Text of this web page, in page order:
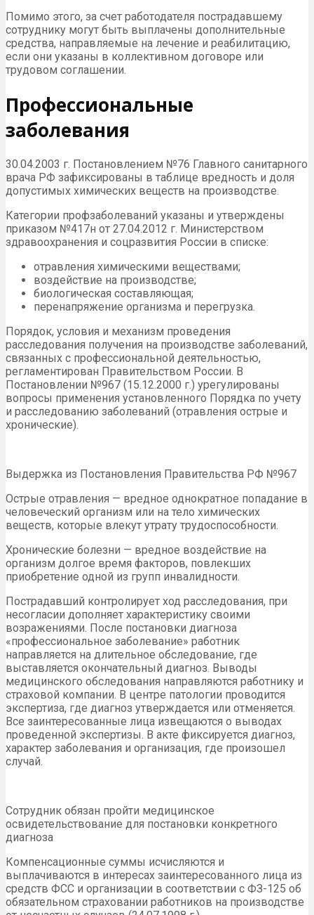
Помимо этого, за счет работодателя пострадавшему
сотруднику могут быть выплачены дополнительные
средства, направляемые на лечение и реабилитацию,
если они указаны в коллективном договоре или
трудовом соглашении.
Профессиональные
заболевания
30.04.2003 г. Постановлением №76 Главного санитарного
врача РФ зафиксированы в таблице вредность и доля
допустимых химических веществ на производстве.
Категории профзаболеваний указаны и утверждены
приказом №417н от 27.04.2012 г. Министерством
здравоохранения и соцразвития России в списке:
отравления химическими веществами;
воздействие на производстве;
биологическая составляющая;
перенапряжение организма и перегрузка.
Порядок, условия и механизм проведения
расследования получения на производстве заболеваний,
связанных с профессиональной деятельностью,
регламентирован Правительством России. В
Постановлении №967 (15.12.2000 г.) урегулированы
вопросы применения установленного Порядка по учету
и расследованию заболеваний (отравления острые и
хронические).
Выдержка из Постановления Правительства РФ №967
Острые отравления — вредное однократное попадание в
человеческий организм или на тело химических
веществ, которые влекут утрату трудоспособности.
Хронические болезни — вредное воздействие на
организм долгое время факторов, повлекших
приобретение одной из групп инвалидности.
Пострадавший контролирует ход расследования, при
несогласии дополняет характеристику своими
возражениями. После постановки диагноза
«профессиональное заболевание» работник
направляется на длительное обследование, где
выставляется окончательный диагноз. Выводы
медицинского обследования направляются работнику и
страховой компании. В центре патологии проводится
экспертиза, где диагноз утверждается или отменяется.
Все заинтересованные лица извещаются о выводах
проведенной экспертизы. В акте фиксируется диагноз,
характер заболевания и организация, где произошел
случай.
Сотрудник обязан пройти медицинское
освидетельствование для постановки конкретного
диагноза
Компенсационные суммы исчисляются и
выплачиваются в интересах заинтересованного лица из
средств ФСС и организации в соответствии с ФЗ-125 об
обязательном страховании работников на производстве